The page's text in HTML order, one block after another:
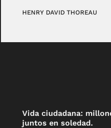
HENRY DAVID THOREAU
Vida ciudadana:
juntos en soledad.